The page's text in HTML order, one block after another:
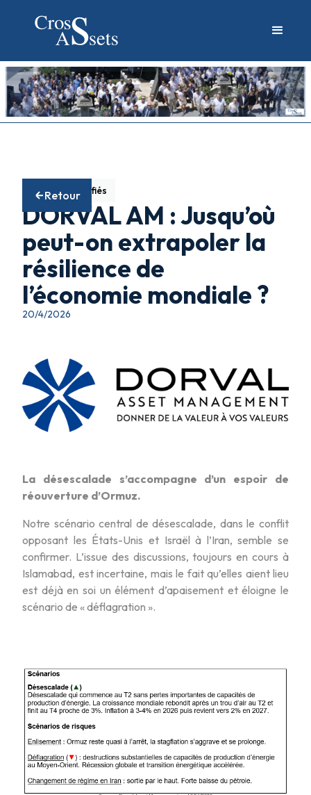
Retour
Fonds diversifiés
DORVAL AM : Jusqu’où
peut-on extrapoler la
résilience de
l’économie mondiale ?
20/4/2026
La désescalade s’accompagne d’un espoir de
réouverture d’Ormuz.
Notre scénario central de désescalade, dans le conflit
opposant les États-Unis et Israël à l’Iran, semble se
confirmer. L’issue des discussions, toujours en cours à
Islamabad, est incertaine, mais le fait qu’elles aient lieu
est déjà en soi un élément d’apaisement et éloigne le
scénario de « déflagration ».